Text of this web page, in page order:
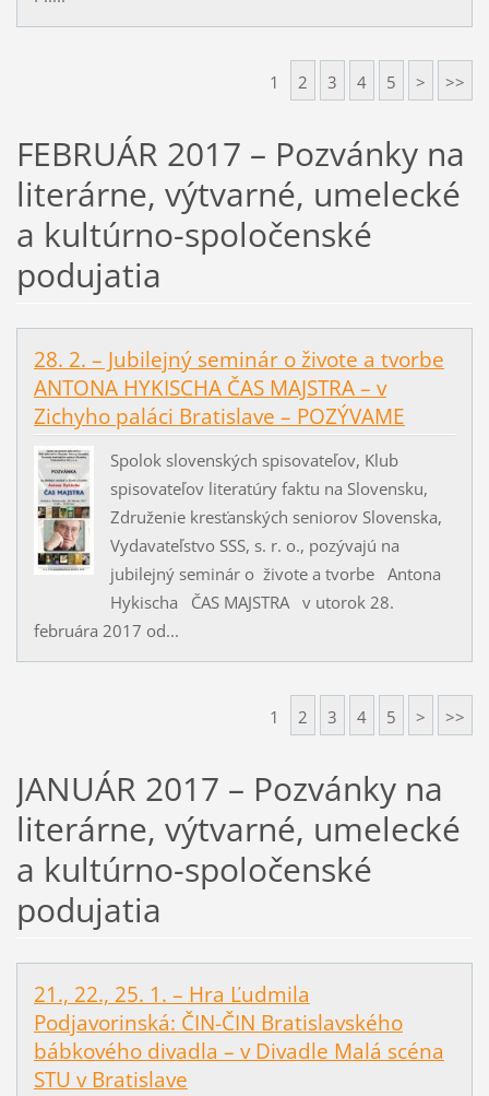
1 2 3 4 5 > >>
FEBRUÁR 2017 – Pozvánky na
literárne, výtvarné, umelecké
a kultúrno-spoločenské
podujatia
28. 2. – Jubilejný seminár o živote a tvorbe
ANTONA HYKISCHA ČAS MAJSTRA – v
Zichyho paláci Bratislave – POZÝVAME
Spolok slovenských spisovateľov, Klub
spisovateľov literatúry faktu na Slovensku,
Združenie kresťanských seniorov Slovenska,
Vydavateľstvo SSS, s. r. o., pozývajú na
jubilejný seminár o živote a tvorbe Antona
Hykischa ČAS MAJSTRA v utorok 28.
februára 2017 od...
1 2 3 4 5 > >>
JANUÁR 2017 – Pozvánky na
literárne, výtvarné, umelecké
a kultúrno-spoločenské
podujatia
21., 22., 25. 1. – Hra Ľudmila
Podjavorinská: ČIN-ČIN Bratislavského
bábkového divadla – v Divadle Malá scéna
STU v Bratislave